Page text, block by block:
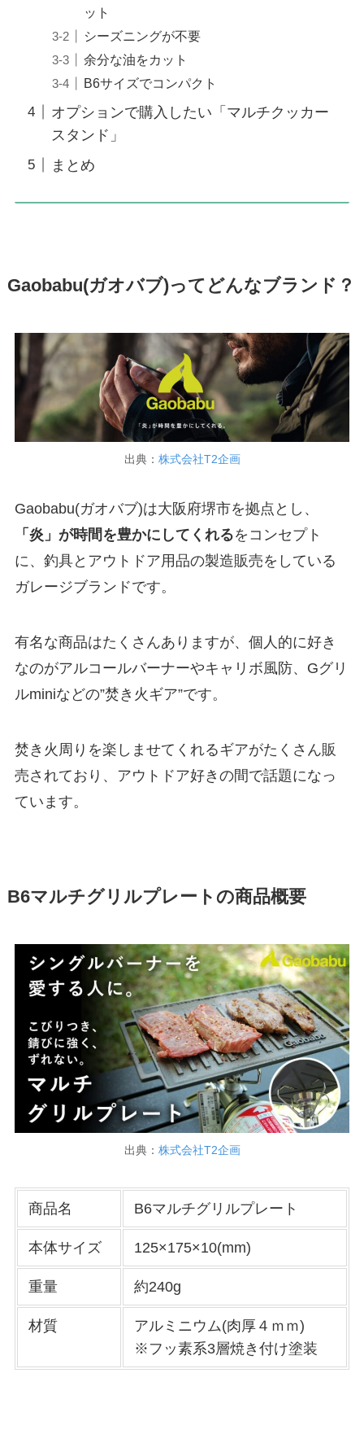
ット
シーズニングが不要
余分な油をカット
B6サイズでコンパクト
オプションで購入したい「マルチクッカー
スタンド」
まとめ
Gaobabu(ガオバブ)ってどんなブランド？
出典： 株式会社T2企画
Gaobabu(ガオバブ)は大阪府堺市を拠点とし、
「炎」が時間を豊かにしてくれるをコンセプト
に、釣具とアウトドア用品の製造販売をしている
ガレージブランドです。
有名な商品はたくさんありますが、個人的に好き
なのがアルコールバーナーやキャリボ風防、Gグリ
ルminiなどの”焚き火ギア”です。
焚き火周りを楽しませてくれるギアがたくさん販
売されており、アウトドア好きの間で話題になっ
ています。
B6マルチグリルプレートの商品概要
出典： 株式会社T2企画
商品名 B6マルチグリルプレート
本体サイズ 125×175×10(mm)
重量 約240g
材質
アルミニウム(肉厚４ｍｍ)
※フッ素系3層焼き付け塗装